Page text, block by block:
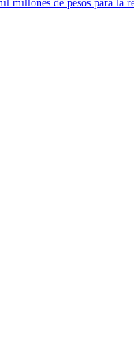
millones de pesos para la